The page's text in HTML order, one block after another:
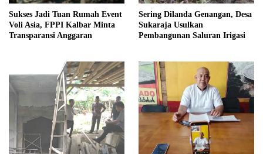
Sukses Jadi Tuan Rumah Event
Voli Asia, FPPI Kalbar Minta
Transparansi Anggaran
Sering Dilanda Genangan, Desa
Sukaraja Usulkan
Pembangunan Saluran Irigasi